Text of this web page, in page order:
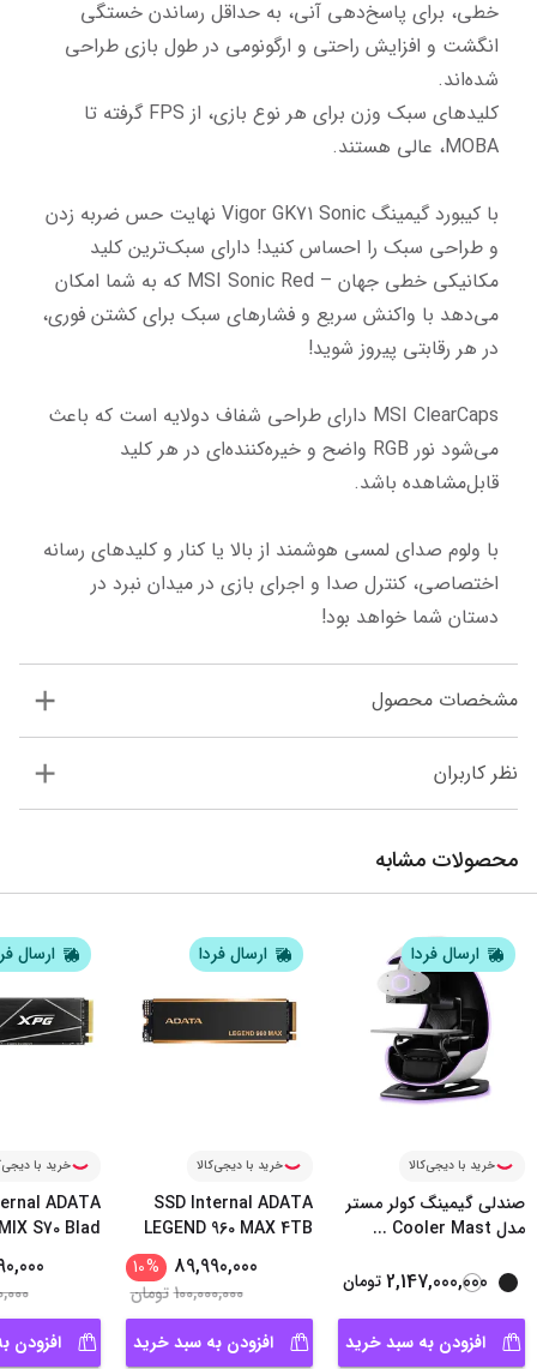
دستان شما خواهد بود!
مشخصات محصول
نظر کاربران
محصولات مشابه
ارسال فردا
خرید با دیجی‌کالا
صندلی گیمینگ کولر مستر
مدل Cooler Mast
...
2,147,000,000 تومان
افزودن به سبد خرید
ارسال فردا
خرید با دیجی‌کالا
SSD Internal ADATA
LEGEND 960 MAX 4TB
89,990,000
%
10
100,000,000تومان
افزودن به سبد خرید
ارسال
خرید با
ADATA
S70 Blad
افزودن